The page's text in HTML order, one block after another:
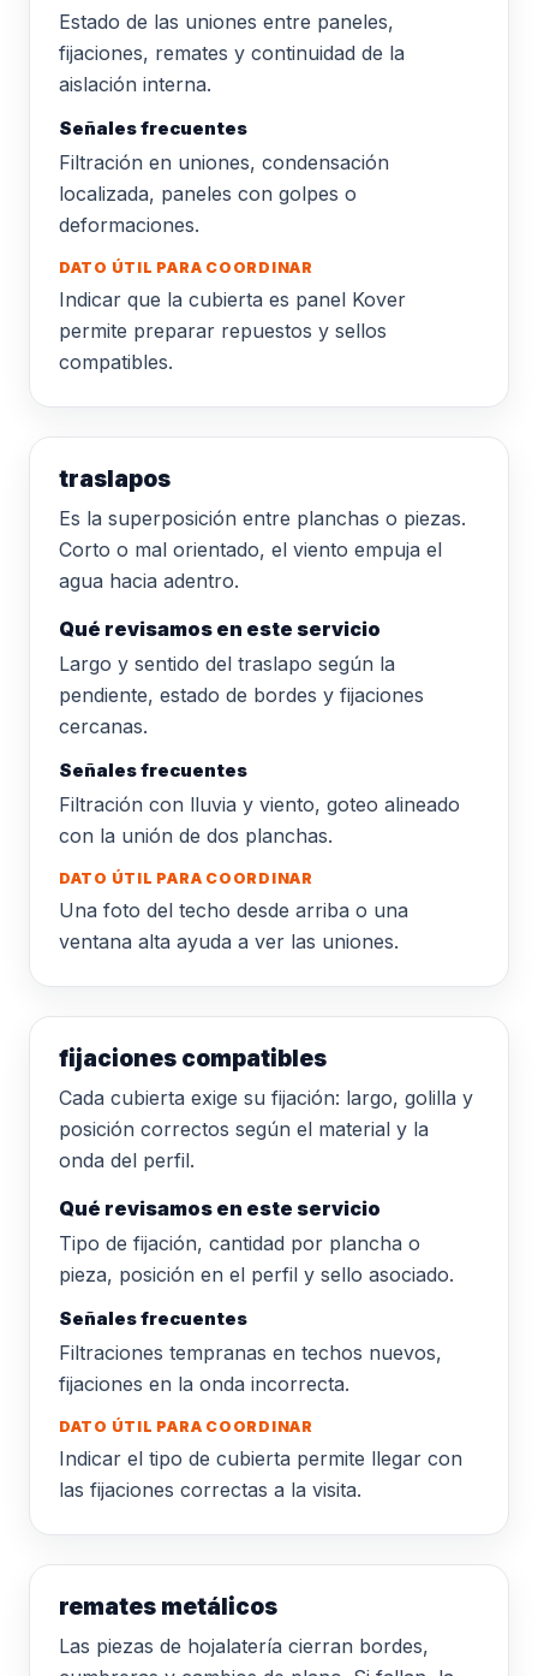
Estado de las uniones entre paneles,
fijaciones, remates y continuidad de la
aislación interna.
Señales frecuentes
Filtración en uniones, condensación
localizada, paneles con golpes o
deformaciones.
DATO ÚTIL PARA COORDINAR
Indicar que la cubierta es panel Kover
permite preparar repuestos y sellos
compatibles.
traslapos
Es la superposición entre planchas o piezas.
Corto o mal orientado, el viento empuja el
agua hacia adentro.
Qué revisamos en este servicio
Largo y sentido del traslapo según la
pendiente, estado de bordes y fijaciones
cercanas.
Señales frecuentes
Filtración con lluvia y viento, goteo alineado
con la unión de dos planchas.
DATO ÚTIL PARA COORDINAR
Una foto del techo desde arriba o una
ventana alta ayuda a ver las uniones.
fijaciones compatibles
Cada cubierta exige su fijación: largo, golilla y
posición correctos según el material y la
onda del perfil.
Qué revisamos en este servicio
Tipo de fijación, cantidad por plancha o
pieza, posición en el perfil y sello asociado.
Señales frecuentes
Filtraciones tempranas en techos nuevos,
fijaciones en la onda incorrecta.
DATO ÚTIL PARA COORDINAR
Indicar el tipo de cubierta permite llegar con
las fijaciones correctas a la visita.
remates metálicos
Las piezas de hojalatería cierran bordes,